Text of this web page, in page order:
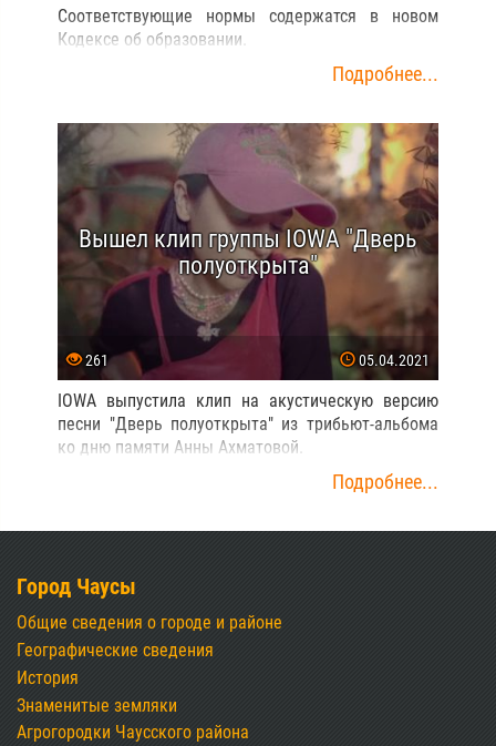
Соответствующие нормы содержатся в новом
Кодексе об образовании.
Подробнее...
Вышел клип группы IOWA "Дверь
полуоткрыта"
261 05.04.2021
IOWA выпустила клип на акустическую версию
песни "Дверь полуоткрыта" из трибьют-альбома
ко дню памяти Анны Ахматовой.
Подробнее...
Город Чаусы
Общие сведения о городе и районе
Географические сведения
История
Знаменитые земляки
Агрогородки Чаусского района